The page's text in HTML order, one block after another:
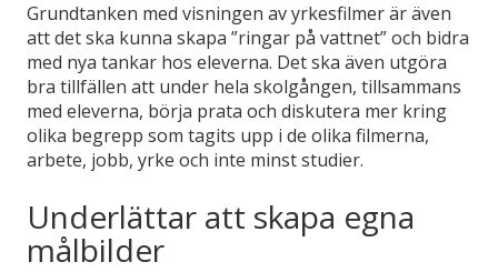
Grundtanken med visningen av yrkesfilmer är även
att det ska kunna skapa ”ringar på vattnet” och bidra
med nya tankar hos eleverna. Det ska även utgöra
bra tillfällen att under hela skolgången, tillsammans
med eleverna, börja prata och diskutera mer kring
olika begrepp som tagits upp i de olika filmerna,
arbete, jobb, yrke och inte minst studier.
Underlättar att skapa egna
målbilder